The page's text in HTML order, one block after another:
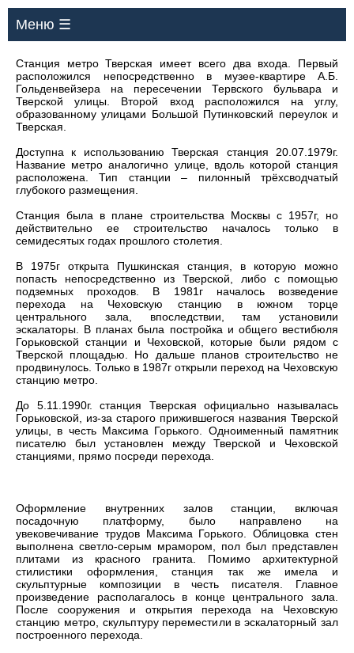
Меню ☰
Станция метро Тверская имеет всего два входа. Первый
расположился непосредственно в музее-квартире А.Б.
Гольденвейзера на пересечении Тервского бульвара и
Тверской улицы. Второй вход расположился на углу,
образованному улицами Большой Путинковский переулок и
Тверская.
Доступна к использованию Тверская станция 20.07.1979г.
Название метро аналогично улице, вдоль которой станция
расположена. Тип станции – пилонный трёхсводчатый
глубокого размещения.
Станция была в плане строительства Москвы с 1957г, но
действительно ее строительство началось только в
семидесятых годах прошлого столетия.
В 1975г открыта Пушкинская станция, в которую можно
попасть непосредственно из Тверской, либо с помощью
подземных проходов. В 1981г началось возведение
перехода на Чеховскую станцию в южном торце
центрального зала, впоследствии, там установили
эскалаторы. В планах была постройка и общего вестибюля
Горьковской станции и Чеховской, которые были рядом с
Тверской площадью. Но дальше планов строительство не
продвинулось. Только в 1987г открыли переход на Чеховскую
станцию метро.
До 5.11.1990г. станция Тверская официально называлась
Горьковской, из-за старого прижившегося названия Тверской
улицы, в честь Максима Горького. Одноименный памятник
писателю был установлен между Тверской и Чеховской
станциями, прямо посреди перехода.
Оформление внутренних залов станции, включая
посадочную платформу, было направлено на
увековечивание трудов Максима Горького. Облицовка стен
выполнена светло-серым мрамором, пол был представлен
плитами из красного гранита. Помимо архитектурной
стилистики оформления, станция так же имела и
скульптурные композиции в честь писателя. Главное
произведение располагалось в конце центрального зала.
После сооружения и открытия перехода на Чеховскую
станцию метро, скульптуру переместили в эскалаторный зал
построенного перехода.